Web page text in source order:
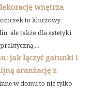
wnętrza
to kluczowy
ale także dla estetyki
jak łączyć gatunki i
aranżację z
w domu to nie tylko